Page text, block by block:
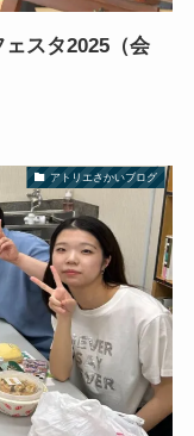
ェスタ2025（会
アトリエさかいブログ